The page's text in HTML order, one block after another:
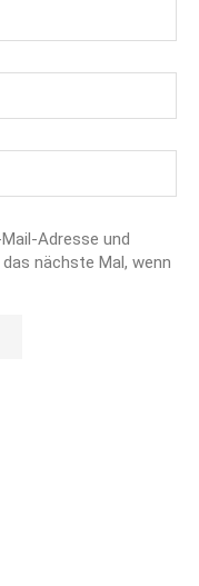
Adresse und
nächste Mal, wenn